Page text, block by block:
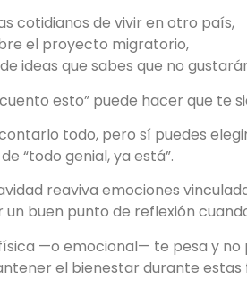
cotidianos de vivir en otro país,
el proyecto migratorio,
ideas que sabes que no
esto” puede hacer que te
todo, pero sí puedes
“todo genial, ya está”.
reaviva emociones
un buen punto de reflexión
—o emocional— te pesa y
el bienestar durante estas